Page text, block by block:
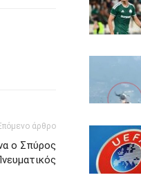
άρθρο
ο Σπύρος